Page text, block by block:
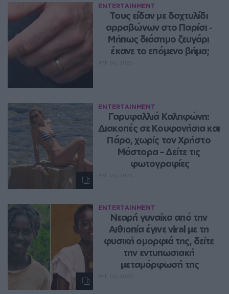
ENTERTAINMENT
Τους είδαν με δαχτυλίδι
αρραβώνων στο Παρίσι ‑
Μήπως διάσημο ζευγάρι
έκανε το επόμενο βήμα;
ENTERTAINMENT
Γαρυφαλλιά Καληφώνη:
Διακοπές σε Κουφονήσια και
Πάρο, χωρίς τον Χρήστο
Μάστορα – Δείτε τις
φωτογραφίες
ENTERTAINMENT
Νεαρή γυναίκα από την
Αιθιοπία έγινε viral με τη
φυσική ομορφιά της, δείτε
την εντυπωσιακή
μεταμόρφωσή της